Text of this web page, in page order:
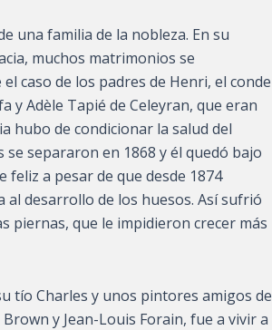
una familia de la nobleza. En su
muchos matrimonios se
caso de los padres de Henri, el conde
Adèle Tapié de Celeyran, que eran
hubo de condicionar la salud del
separaron en 1868 y él quedó bajo
feliz a pesar de que desde 1874
al desarrollo de los huesos. Así sufrió
piernas, que le impidieron crecer más
tío Charles y unos pintores amigos de
y Jean-Louis Forain, fue a vivir a